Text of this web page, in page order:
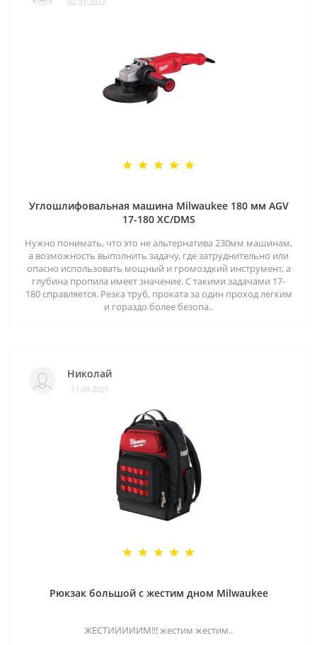
Углошлифовальная машина Milwaukee 180 мм AGV
17-180 XC/DMS
Нужно понимать, что это не альтернатива 230мм машинам,
а возможность выполнить задачу, где затруднительно или
опасно использовать мощный и громоздкий инструмент, а
глубина пропила имеет значение. С такими задачами 17-
180 справляется. Резка труб, проката за один проход легким
и гораздо более безопа..
Николай
11.09.2021
Рюкзак большой с жестим дном Milwaukee
ЖЕСТИИИИИМ!!! жестим жестим..